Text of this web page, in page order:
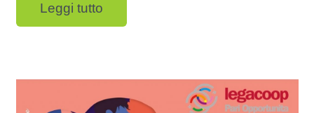
Leggi tutto